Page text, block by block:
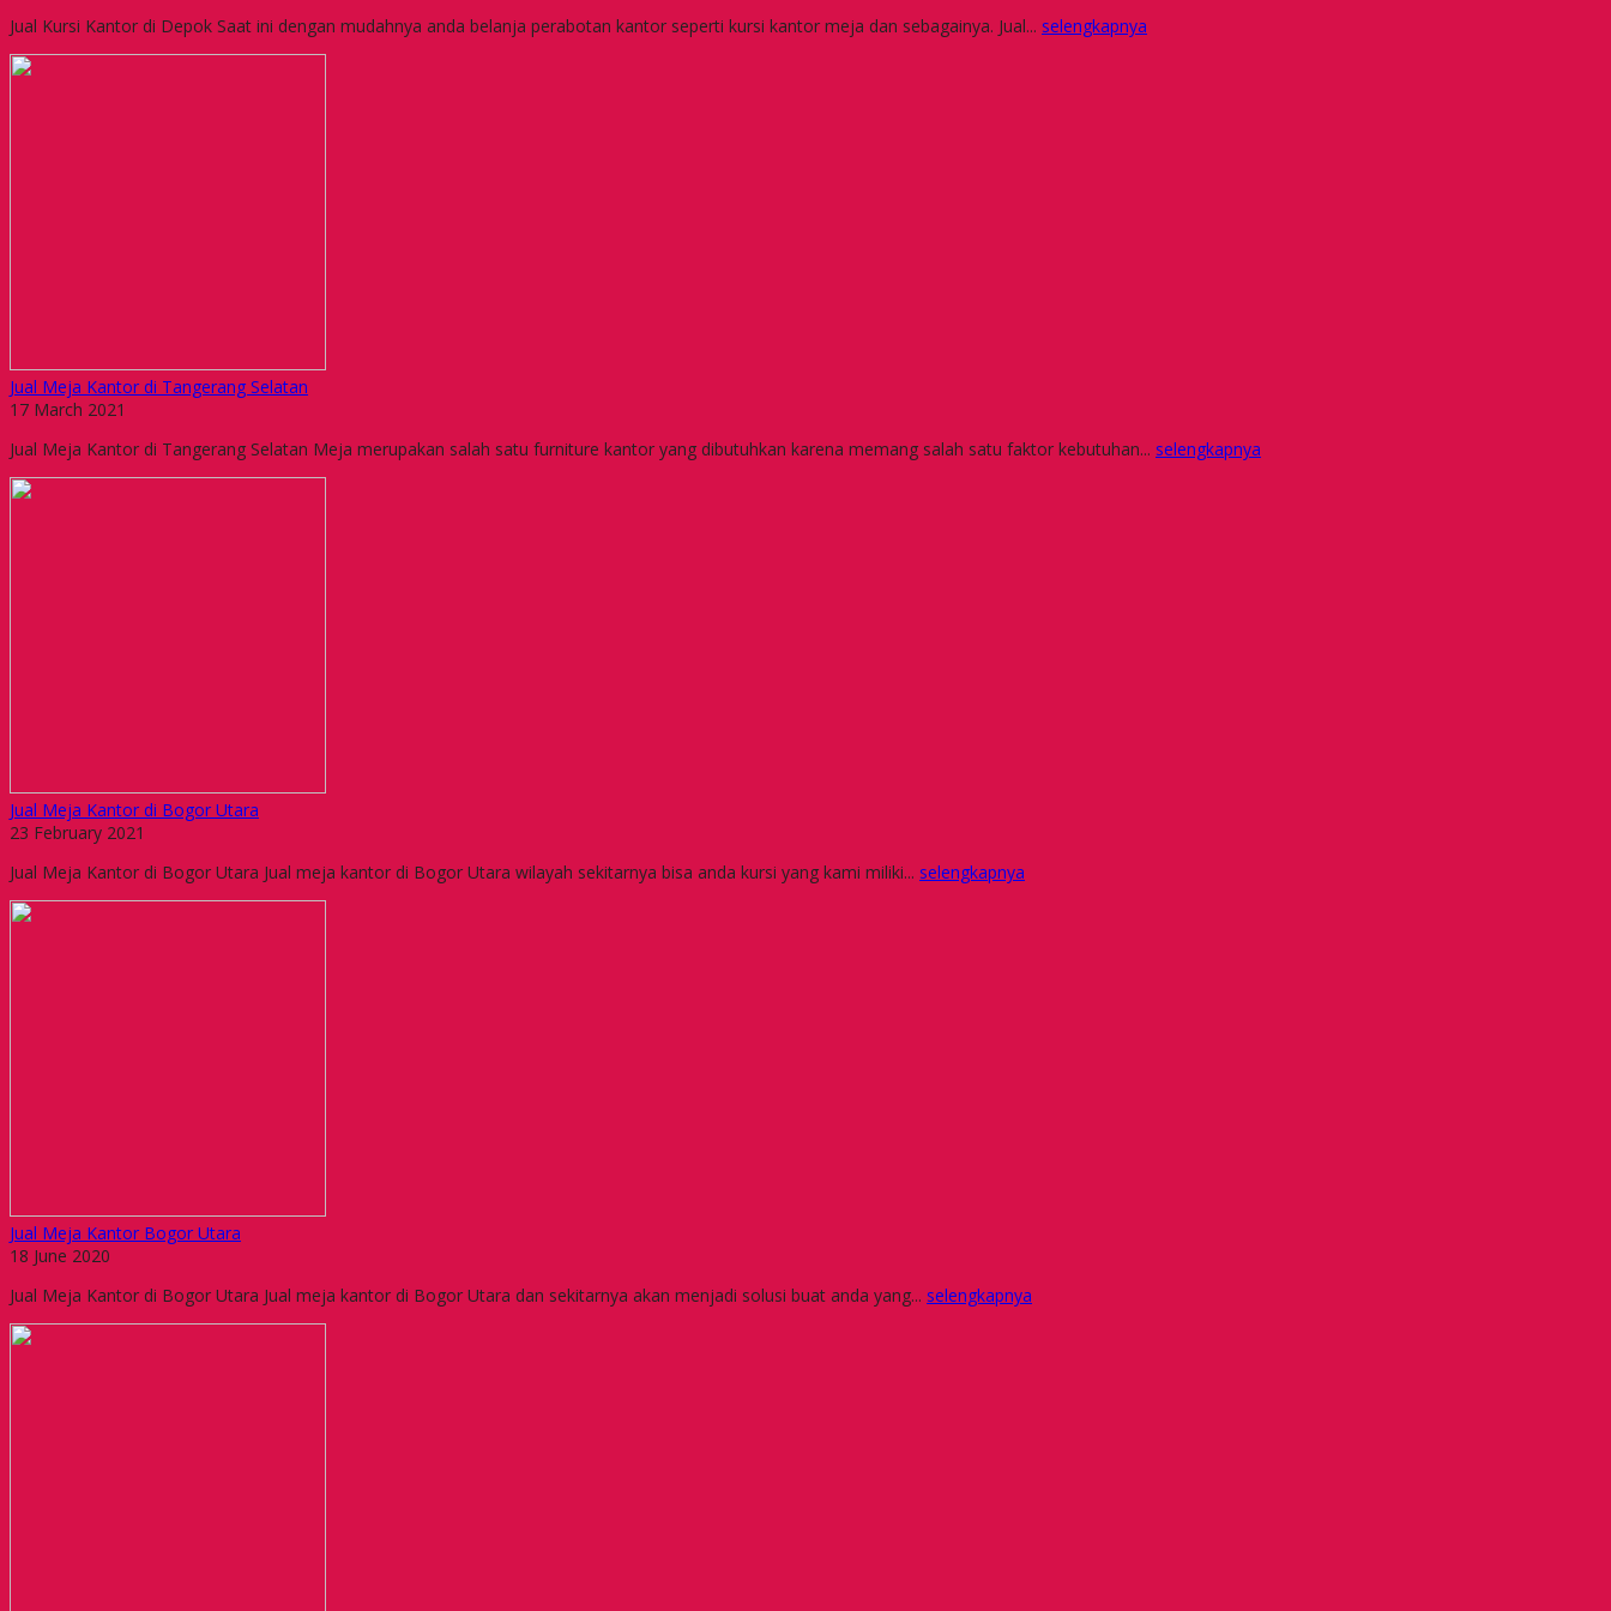
Jual Kursi Kantor di Depok Saat ini dengan mudahnya anda belanja perabotan kantor seperti kursi kantor meja dan sebagainya. Jual... selengkapnya
Jual Meja Kantor di Tangerang Selatan
17 March 2021
Jual Meja Kantor di Tangerang Selatan Meja merupakan salah satu furniture kantor yang dibutuhkan karena memang salah satu faktor kebutuhan... selengkapnya
Jual Meja Kantor di Bogor Utara
23 February 2021
Jual Meja Kantor di Bogor Utara Jual meja kantor di Bogor Utara wilayah sekitarnya bisa anda kursi yang kami miliki... selengkapnya
Jual Meja Kantor Bogor Utara
18 June 2020
Jual Meja Kantor di Bogor Utara Jual meja kantor di Bogor Utara dan sekitarnya akan menjadi solusi buat anda yang... selengkapnya